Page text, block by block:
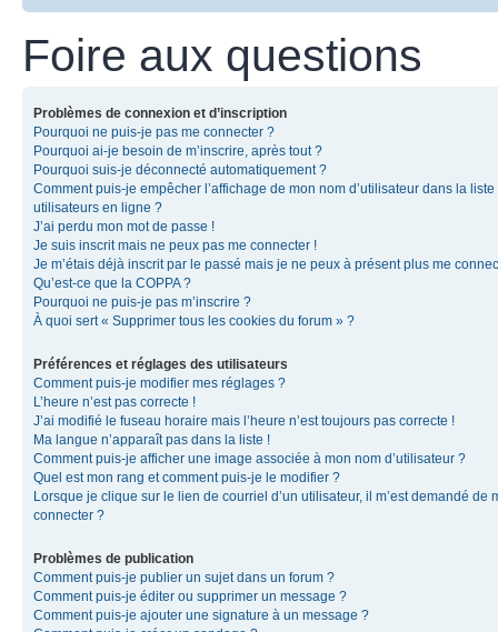
Foire aux questions
Problèmes de connexion et d’inscription
Pourquoi ne puis-je pas me connecter ?
Pourquoi ai-je besoin de m’inscrire, après tout ?
Pourquoi suis-je déconnecté automatiquement ?
Comment puis-je empêcher l’affichage de mon nom d’utilisateur dans la liste
utilisateurs en ligne ?
J’ai perdu mon mot de passe !
Je suis inscrit mais ne peux pas me connecter !
Je m’étais déjà inscrit par le passé mais je ne peux à présent plus me
Qu’est-ce que la COPPA ?
Pourquoi ne puis-je pas m’inscrire ?
À quoi sert « Supprimer tous les cookies du forum » ?
Préférences et réglages des utilisateurs
Comment puis-je modifier mes réglages ?
L’heure n’est pas correcte !
J’ai modifié le fuseau horaire mais l’heure n’est toujours pas correcte !
Ma langue n’apparaît pas dans la liste !
Comment puis-je afficher une image associée à mon nom d’utilisateur ?
Quel est mon rang et comment puis-je le modifier ?
Lorsque je clique sur le lien de courriel d’un utilisateur, il m’est demandé de
connecter ?
Problèmes de publication
Comment puis-je publier un sujet dans un forum ?
Comment puis-je éditer ou supprimer un message ?
Comment puis-je ajouter une signature à un message ?